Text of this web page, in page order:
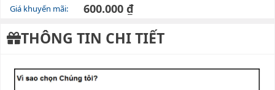
Giá khuyến mãi: 600.000 ₫
THÔNG TIN CHI TIẾT